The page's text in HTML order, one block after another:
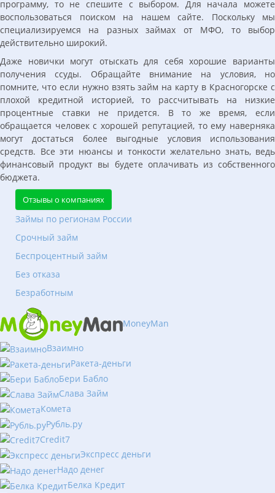
программу, то не спешите с выбором. Для начала можете
воспользоваться поиском на нашем сайте. Поскольку мы
специализируемся на разных займах от МФО, то выбор
действительно широкий.
Даже новички могут отыскать для себя хорошие варианты
получения ссуды. Обращайте внимание на условия, но
помните, что если нужно взять займ на карту в Красногорске с
плохой кредитной историей, то рассчитывать на низкие
процентные ставки не придется. В то же время, если
обращается человек с хорошей репутацией, то ему наверняка
могут достаться более выгодные условия использования
средств. Все эти нюансы и тонкости желательно знать, ведь
финансовый продукт вы будете оплачивать из собственного
бюджета.
Отзывы о компаниях
Займы по регионам России
Срочный займ
Беспроцентный займ
Без отказа
Безработным
MoneyMan
Взаимно
Ракета-деньги
Бери Бабло
Слава Займ
Комета
Рубль.ру
Сredit7
Экспресс деньги
Надо денег
Белка Кредит